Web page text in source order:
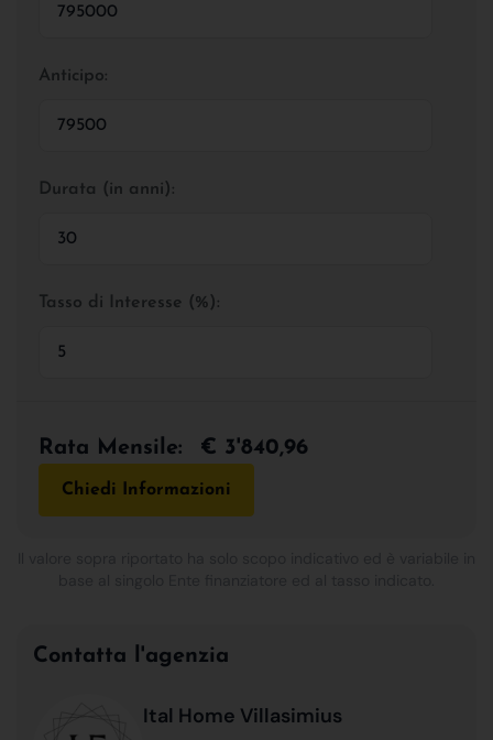
Anticipo:
Durata (in anni):
Tasso di Interesse (%):
Rata Mensile: € 3'840,96
Chiedi Informazioni
Contatta l'agenzia
Ital Home Villasimius